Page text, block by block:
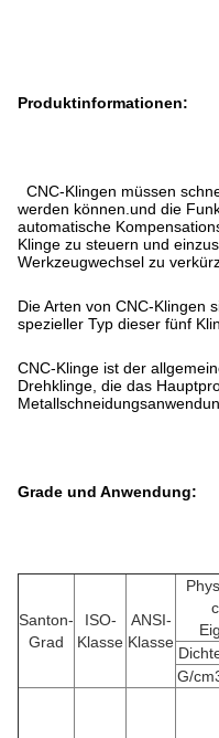
Produktinformationen:
CNC-Klingen müssen
werden können.und die
automatische
Klinge zu steuern und
Werkzeugwechsel zu
Die Arten von CNC-Klingen
spezieller Typ dieser fünf
CNC-Klinge ist der
Drehklinge, die das
Grade und Anwendung:
Santon-
Grad
ISO-
Klasse
ANSI-
Klasse
G/